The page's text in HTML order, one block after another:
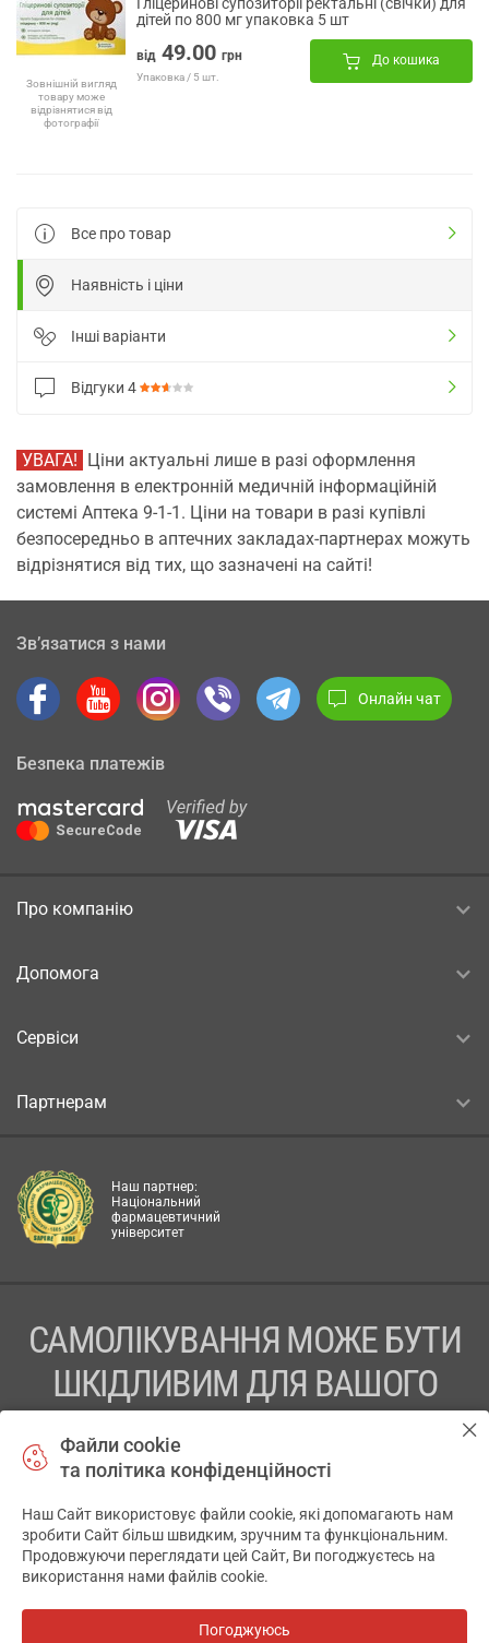
Зовнішній вигляд
товару може
відрізнятися від
фотографії
дітей по 800 мг упаковка 5 шт
від 49.00 грн
Упаковка / 5 шт.
До кошика
Все про товар
Наявність і ціни
Інші варіанти
Відгуки 4
УВАГА! Ціни актуальні лише в разі оформлення
замовлення в електронній медичній інформаційній
системі Аптека 9-1-1. Ціни на товари в разі купівлі
безпосередньо в аптечних закладах-партнерах можуть
відрізнятися від тих, що зазначені на сайті!
Зв’язатися з нами
Онлайн чат
Безпека платежів
Про компанію
Допомога
Сервіси
Партнерам
Наш партнер:
Національний
фармацевтичний
університет
САМОЛІКУВАННЯ МОЖЕ БУТИ
ШКІДЛИВИМ ДЛЯ ВАШОГО
ПЕРЕД ЗАСТОСУВАННЯМ ПРЕПАРАТУ ПРОКОНСУЛЬТУЙТЕСЬ
ТОВ «АПТЕКА 911.ЮА» Код ЄДРПОУ 43631965.
Відмова від відповідальності
© 2014-2026. Медична інформаційна система АПТЕКА911.ЮА
Файли cookie
та політика конфіденційності
Наш Сайт використовує файли cookie, які допомагають нам
зробити Сайт більш швидким, зручним та функціональним.
Продовжуючи переглядати цей Сайт, Ви погоджуєтесь на
використання нами файлів cookie.
Погоджуюсь
✕